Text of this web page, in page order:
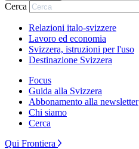
Cerca
Relazioni italo-svizzere
Lavoro ed economia
Svizzera, istruzioni per l'uso
Destinazione Svizzera
Focus
Guida alla Svizzera
Abbonamento alla newsletter
Chi siamo
Cerca
Qui Frontiera